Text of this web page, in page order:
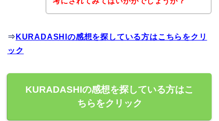
⇒ KURADASHIの感想を探している方はこちらをクリ
ック
KURADASHIの感想を探している方はこ
ちらをクリック